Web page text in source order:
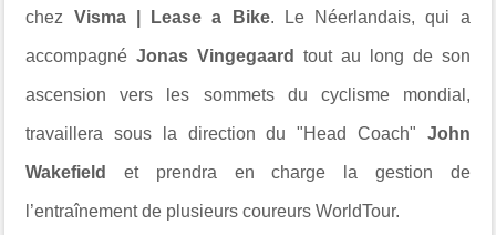
chez Visma | Lease a Bike. Le Néerlandais, qui a
accompagnéJonas Vingegaard tout au long de son
ascension vers les sommets du cyclisme mondial,
travaillera sous la direction du "Head Coach" John
Wakefield et prendra en charge la gestion de
l’entraînement de plusieurs coureurs WorldTour.